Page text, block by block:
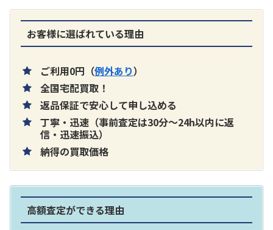
SONY
片耳巻き取りイヤホン内蔵ラジオ SRF-
お客様に選ばれている理由
ご利用0円（例外あり）
全国宅配買取！
返品保証で安心して申し込める
丁寧・迅速（事前査定は30分～24h以内に返
信・迅速振込）
納得の買取価格
高額査定ができる理由